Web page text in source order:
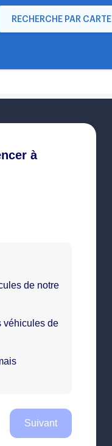
RECHERCHE PAR CARTE